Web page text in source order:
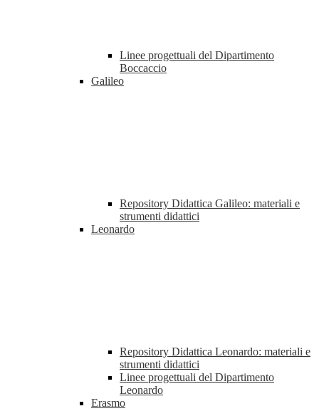
Linee progettuali del Dipartimento
Boccaccio
Galileo
Repository Didattica Galileo: materiali e
strumenti didattici
Leonardo
Repository Didattica Leonardo: materiali e
strumenti didattici
Linee progettuali del Dipartimento
Leonardo
Erasmo